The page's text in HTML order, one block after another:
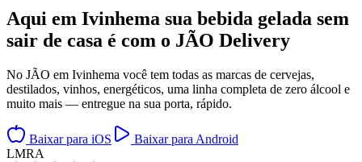
Aqui em Ivinhema sua bebida gelada sem
sair de casa é com o JÃO Delivery
No JÃO em Ivinhema você tem todas as marcas de cervejas,
destilados, vinhos, energéticos, uma linha completa de zero álcool e
muito mais — entregue na sua porta, rápido.
Baixar para iOS
Baixar para Android
LMRA